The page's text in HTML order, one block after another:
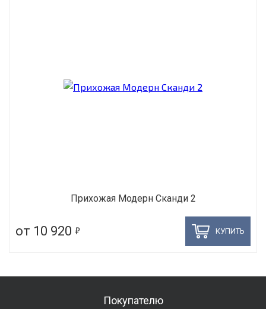
Прихожая Модерн Сканди 2
от 10 920 5 КУПИТЬ
Покупателю